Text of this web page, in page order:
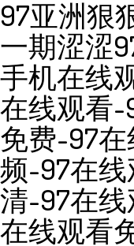
97亚洲狠
一期涩涩
手机在线
在线观看-
免费-97
频-97在
清-97在
在线观看